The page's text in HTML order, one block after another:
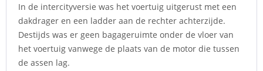
In de intercityversie was het voertuig uitgerust met een
dakdrager en een ladder aan de rechter achterzijde.
Destijds was er geen bagageruimte onder de vloer van
het voertuig vanwege de plaats van de motor die tussen
de assen lag.